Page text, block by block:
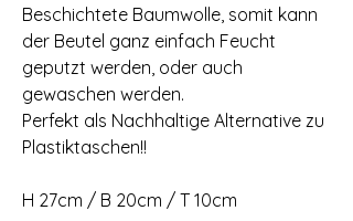
Beschichtete Baumwolle, somit kann
der Beutel ganz einfach Feucht
geputzt werden, oder auch
gewaschen werden.
Perfekt als Nachhaltige Alternative zu
Plastiktaschen!!
H 27cm / B 20cm / T 10cm